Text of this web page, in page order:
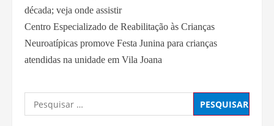
década; veja onde assistir
Centro Especializado de Reabilitação às Crianças
Neuroatípicas promove Festa Junina para crianças
atendidas na unidade em Vila Joana